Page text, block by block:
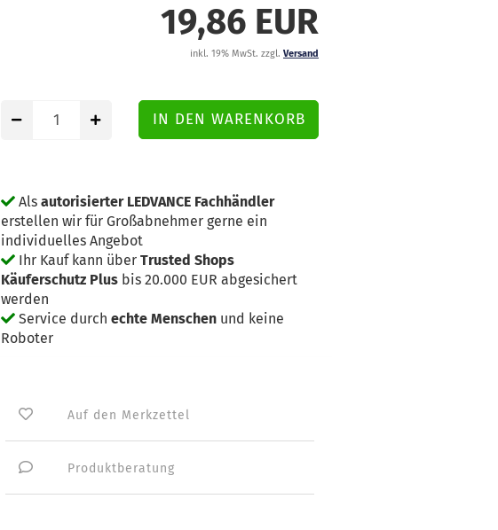
19,86 EUR
inkl. 19% MwSt. zzgl. Versand
Als autorisierter LEDVANCE Fachhändler
erstellen wir für Großabnehmer gerne ein
individuelles Angebot
Ihr Kauf kann über Trusted Shops
Käuferschutz Plus bis 20.000 EUR abgesichert
werden
Service durch echte Menschen und keine
Roboter
Auf den Merkzettel
Produktberatung